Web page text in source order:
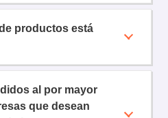
productos está
al por mayor
que desean